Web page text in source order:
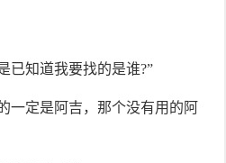
已知道我要找的是谁?”
一定是阿吉，那个没有用的阿